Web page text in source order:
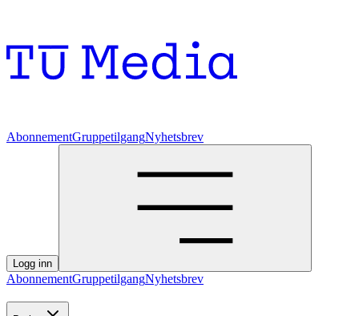
AbonnementGruppetilgangNyhetsbrev
Logg inn
AbonnementGruppetilgangNyhetsbrev